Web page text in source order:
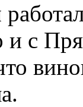
и с